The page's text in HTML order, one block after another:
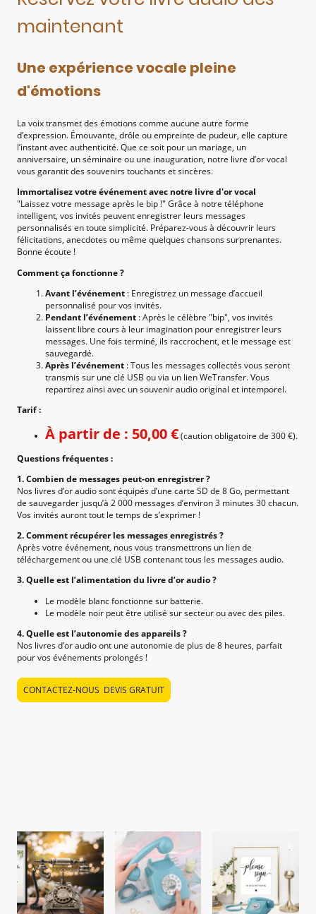
maintenant
Une expérience vocale pleine
d'émotions
La voix transmet des émotions comme aucune autre forme
d’expression. Émouvante, drôle ou empreinte de pudeur, elle capture
l’instant avec authenticité. Que ce soit pour un mariage, un
anniversaire, un séminaire ou une inauguration, notre livre d’or vocal
vous garantit des souvenirs touchants et sincères.
Immortalisez votre événement avec notre livre d'or vocal
"Laissez votre message après le bip !" Grâce à notre téléphone
intelligent, vos invités peuvent enregistrer leurs messages
personnalisés en toute simplicité. Préparez-vous à découvrir leurs
félicitations, anecdotes ou même quelques chansons surprenantes.
Bonne écoute !
Comment ça fonctionne ?
Avant l’événement : Enregistrez un message d’accueil
personnalisé pour vos invités.
Pendant l’événement : Après le célèbre "bip", vos invités
laissent libre cours à leur imagination pour enregistrer leurs
messages. Une fois terminé, ils raccrochent, et le message est
sauvegardé.
Après l’événement : Tous les messages collectés vous seront
transmis sur une clé USB ou via un lien WeTransfer. Vous
repartirez ainsi avec un souvenir audio original et intemporel.
Tarif :
À partir de : 50,00 €(caution obligatoire de 300 €).
Questions fréquentes :
1. Combien de messages peut-on enregistrer ?
Nos livres d’or audio sont équipés d’une carte SD de 8 Go, permettant
de sauvegarder jusqu’à 2 000 messages d’environ 3 minutes 30 chacun.
Vos invités auront tout le temps de s’exprimer !
2. Comment récupérer les messages enregistrés ?
Après votre événement, nous vous transmettrons un lien de
téléchargement ou une clé USB contenant tous les messages audio.
3. Quelle est l’alimentation du livre d’or audio ?
Le modèle blanc fonctionne sur batterie.
Le modèle noir peut être utilisé sur secteur ou avec des piles.
4. Quelle est l’autonomie des appareils ?
Nos livres d’or audio ont une autonomie de plus de 8 heures, parfait
pour vos événements prolongés !
CONTACTEZ-NOUS DEVIS GRATUIT